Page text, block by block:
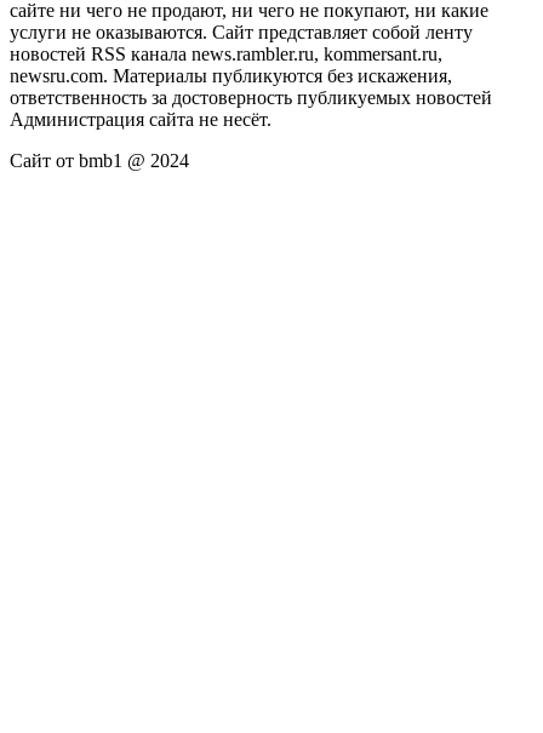
сайте ни чего не продают, ни чего не покупают, ни какие
услуги не оказываются. Сайт представляет собой ленту
новостей RSS канала news.rambler.ru, kommersant.ru,
newsru.com. Материалы публикуются без искажения,
ответственность за достоверность публикуемых новостей
Администрация сайта не несёт.
Сайт от bmb1 @ 2024